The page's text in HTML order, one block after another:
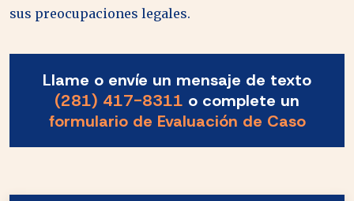
sus preocupaciones legales.
Llame o envíe un mensaje de texto
(281) 417-8311 o complete un
formulario de Evaluación de Caso